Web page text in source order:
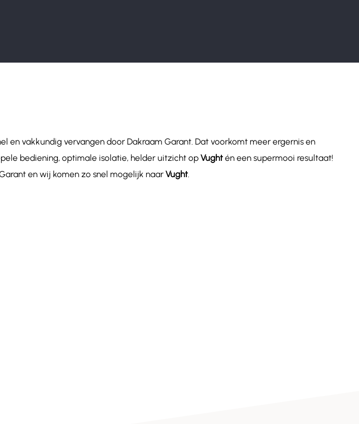
en vakkundig vervangen door Dakraam Garant. Dat voorkomt meer ergernis en
bediening, optimale isolatie, helder uitzicht op Vughtén een supermooi resultaat!
en wij komen zo snel mogelijk naarVught.